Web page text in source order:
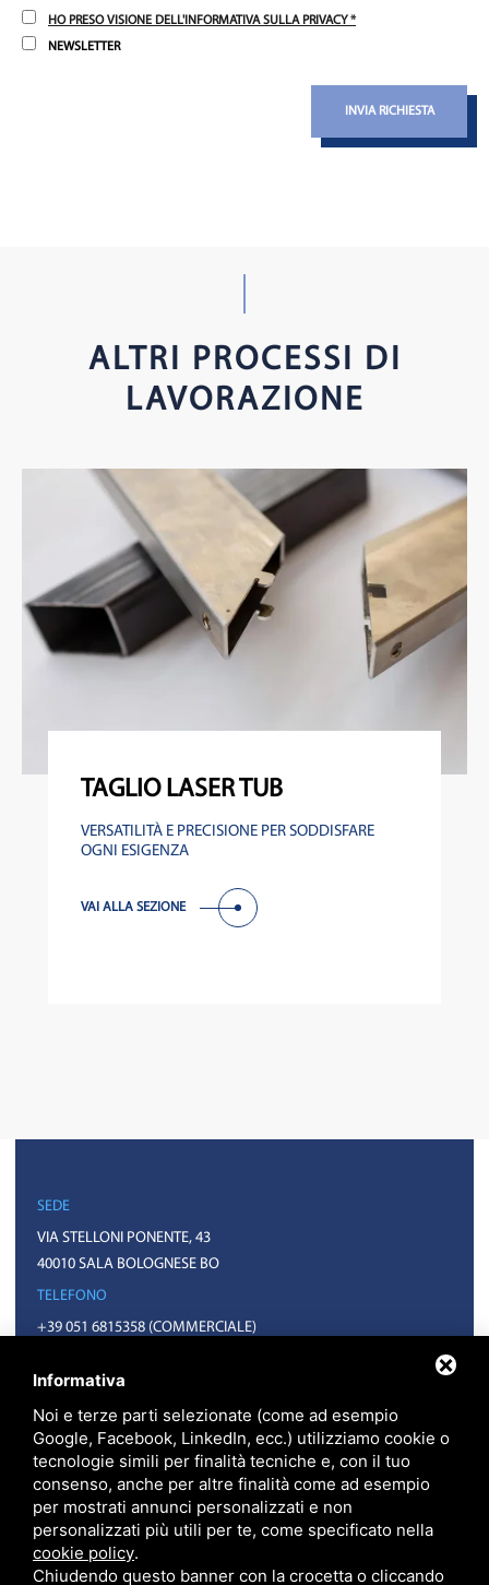
HO PRESO VISIONE DELL'INFORMATIVA SULLA PRIVACY *
NEWSLETTER
INVIA RICHIESTA
ALTRI PROCESSI DI
LAVORAZIONE
TAGLIO LASER TUB
VERSATILITÀ E PRECISIONE PER SODDISFARE
OGNI ESIGENZA
VAI ALLA SEZIONE
SEDE
VIA STELLONI PONENTE, 43
40010 SALA BOLOGNESE BO
TELEFONO
+39 051 6815358 (COMMERCIALE)
EMAIL
INFO@FXT.IT
COMMERCIALE@FXT.IT
Informativa
Noi e terze parti selezionate (come ad esempio
Google, Facebook, LinkedIn, ecc.) utilizziamo cookie o
tecnologie simili per finalità tecniche e, con il tuo
consenso, anche per altre finalità come ad esempio
per mostrati annunci personalizzati e non
personalizzati più utili per te, come specificato nella
cookie policy.
Chiudendo questo banner con la crocetta o cliccando